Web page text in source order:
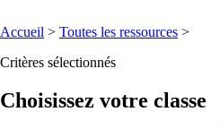
Accueil > Toutes les ressources >
Critères sélectionnés
Choisissez votre classe